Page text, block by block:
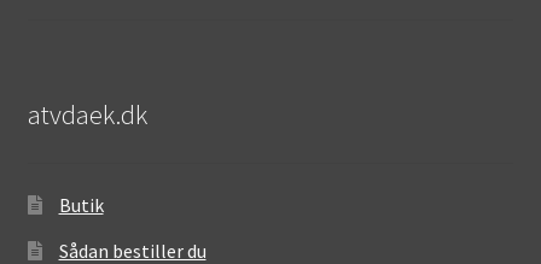
atvdaek.dk
Butik
Sådan bestiller du